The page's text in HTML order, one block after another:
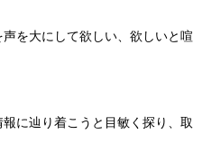
を大にして欲しい、欲しいと喧
に辿り着こうと目敏く探り、取